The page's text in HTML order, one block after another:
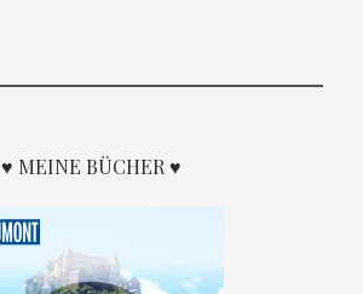
♥ MEINE BÜCHER ♥